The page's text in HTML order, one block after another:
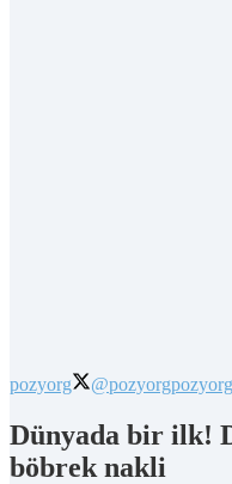
pozyorg @pozyorgpozyorg
Dünyada bir ilk!
böbrek nakli